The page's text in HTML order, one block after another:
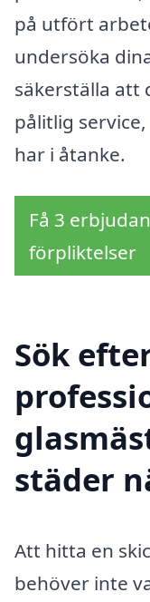
på utfört
undersöka
säkerställa att
pålitlig
har i åtanke.
Få 3
förpliktelser
Sök
städer
Att hitta en
behöver inte